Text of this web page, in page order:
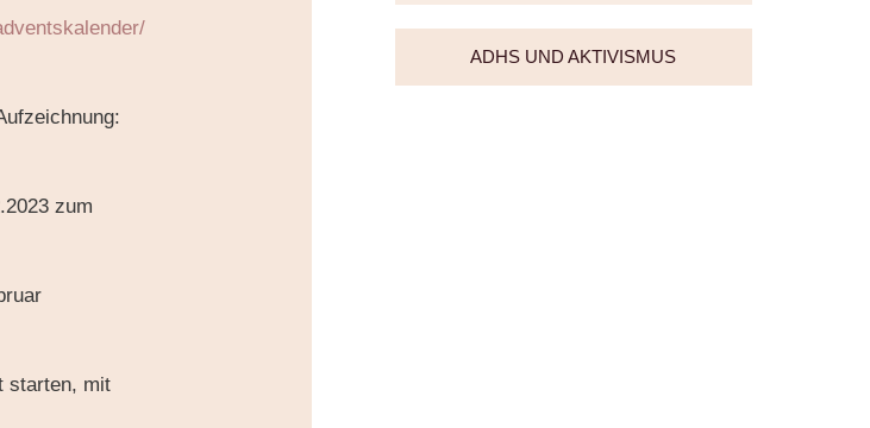
zum
starten, mit
ADHS UND AKTIVISMUS